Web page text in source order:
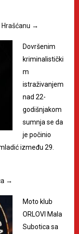
→
Dovršenim
kriminalistički
m
istraživanjem
nad 22-
godišnjakom
sumnja se da
je počinio
između 29.
→
Moto klub
ORLOVI Mala
Subotica sa